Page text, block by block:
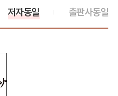
출판사동일
저자동일